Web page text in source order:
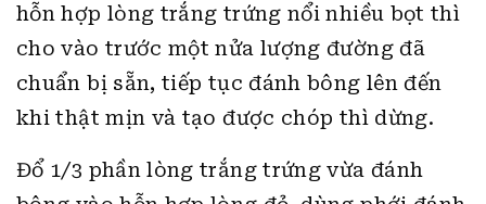
hỗn hợp lòng trắng trứng nổi nhiều bọt thì
cho vào trước một nửa lượng đường đã
chuẩn bị sẵn, tiếp tục đánh bông lên đến
khi thật mịn và tạo được chóp thì dừng.
Đổ 1/3 phần lòng trắng trứng vừa đánh